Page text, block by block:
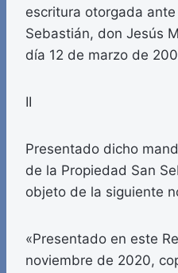
escritura otorgada
Sebastián, don Jesús
día 12 de marzo de
II
Presentado dicho
de la Propiedad San
objeto de la siguiente
«Presentado en este
noviembre de 2020,